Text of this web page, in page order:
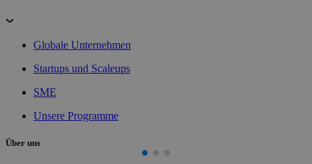
Globale Unternehmen
Startups und Scaleups
SME
Unsere Programme
Über uns